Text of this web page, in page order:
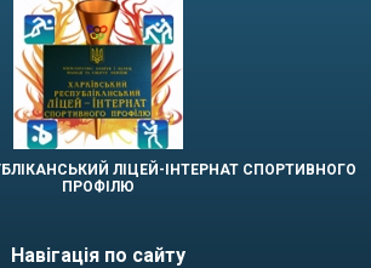
ЛІЦЕЙ-ІНТЕРНАТ СПОРТИВНОГО
ПРОФІЛЮ
Навігація по сайту